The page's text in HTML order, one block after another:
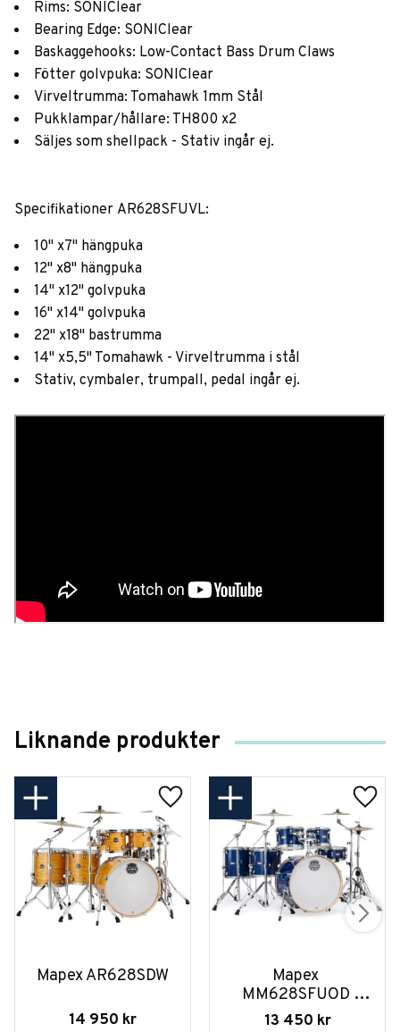
Rims: SONIClear
Bearing Edge: SONIClear
Baskaggehooks: Low-Contact Bass Drum Claws
Fötter golvpuka: SONIClear
Virveltrumma: Tomahawk 1mm Stål
Pukklampar/hållare: TH800 x2
Säljes som shellpack - Stativ ingår ej.
Specifikationer AR628SFUVL:
10" x7" hängpuka
12" x8" hängpuka
14" x12" golvpuka
16" x14" golvpuka
22" x18" bastrumma
14" x5,5" Tomahawk - Virveltrumma i stål
Stativ, cymbaler, trumpall, pedal ingår ej.
Liknande produkter
Mapex AR628SDW
14 950 kr
Mapex
MM628SFUOD
Midnight Blue
13 450 kr